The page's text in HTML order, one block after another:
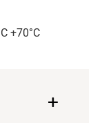
+70°C